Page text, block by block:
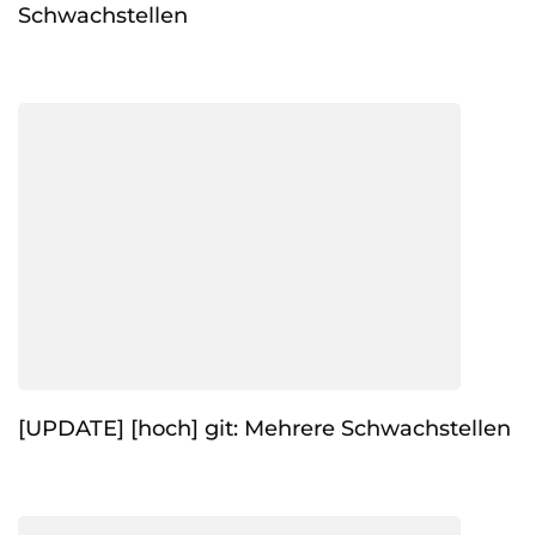
Schwachstellen
[UPDATE] [hoch] git: Mehrere Schwachstellen